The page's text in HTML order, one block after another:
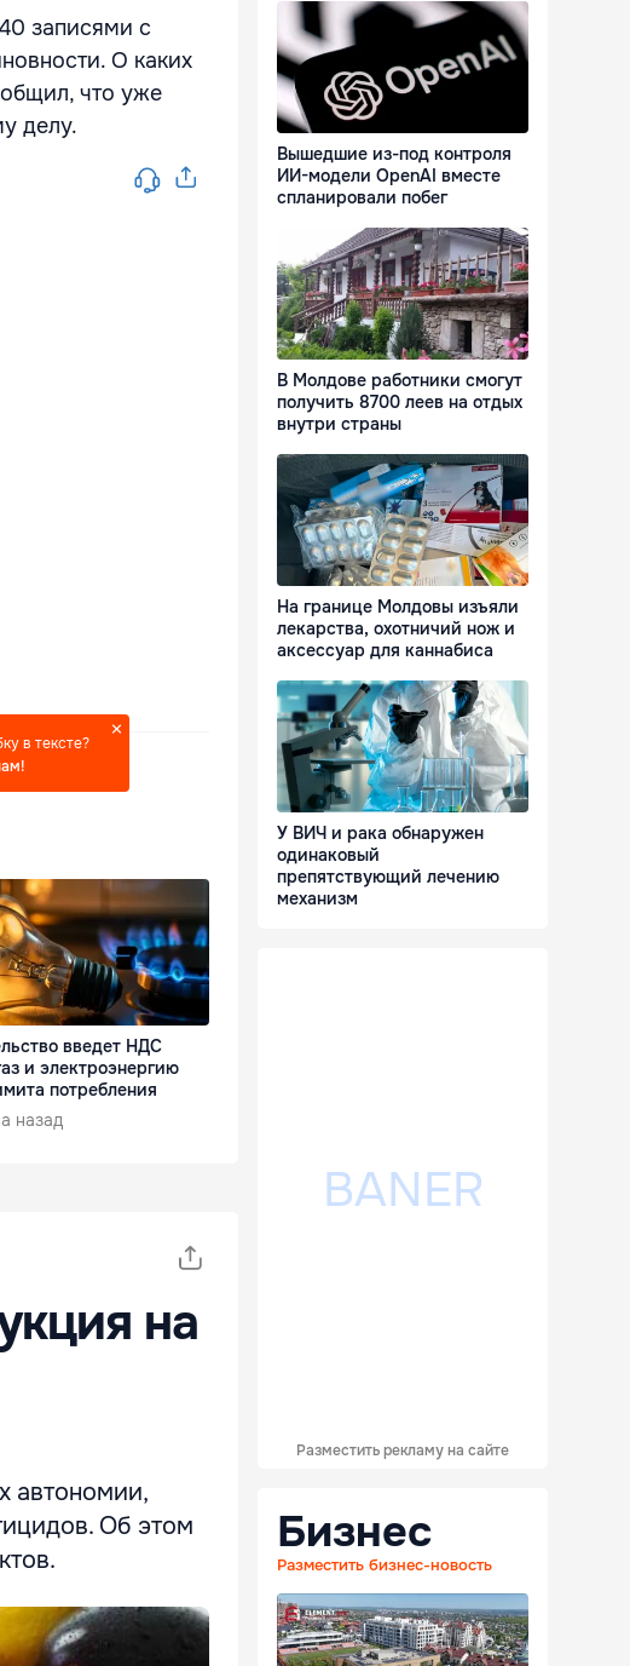
записями с
О каких
что уже
делу.
в тексте?
введет НДС
и электроэнергию
потребления
назад
на
автономии,
Об этом
Вышедшие из-под контроля
ИИ-модели OpenAI вместе
спланировали побег
В Молдове работники смогут
получить 8700 леев на отдых
внутри страны
На границе Молдовы изъяли
лекарства, охотничий нож и
аксессуар для каннабиса
У ВИЧ и рака обнаружен
одинаковый
препятствующий лечению
механизм
Разместить рекламу на сайте
Бизнес
Разместить бизнес-новость